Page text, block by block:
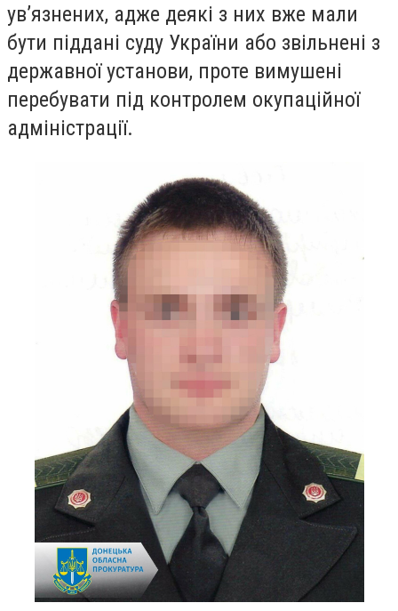
ув’язнених, адже деякі з них вже мали
бути піддані суду України або звільнені з
державної установи, проте вимушені
перебувати під контролем окупаційної
адміністрації.